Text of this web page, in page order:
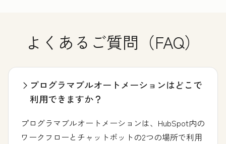
よくあるご質問（FAQ）
プログラマブルオートメーションはどこで
利用できますか？
プログラマブルオートメーションは、HubSpot内の
ワークフローとチャットボットの2つの場所で利用